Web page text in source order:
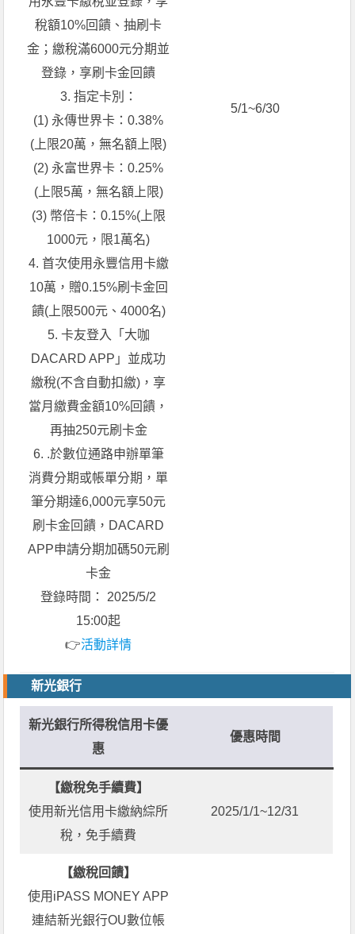
稅額10%回饋、抽刷卡
金；繳稅滿6000元分期並
登錄，享刷卡金回饋
3. 指定卡別：
(1) 永傳世界卡：0.38%
(上限20萬，無名額上限)
(2) 永富世界卡：0.25%
(上限5萬，無名額上限)
(3) 幣倍卡：0.15%(上限
1000元，限1萬名)
4. 首次使用永豐信用卡繳
10萬，贈0.15%刷卡金回
饋(上限500元、4000名)
5. 卡友登入「大咖
DACARD APP」並成功
繳稅(不含自動扣繳)，享
當月繳費金額10%回饋，
再抽250元刷卡金
6. .於數位通路申辦單筆
消費分期或帳單分期，單
筆分期達6,000元享50元
刷卡金回饋，DACARD
APP申請分期加碼50元刷
卡金
登錄時間： 2025/5/2
15:00起
👉活動詳情
5/1~6/30
新光銀行
新光銀行所得稅信用卡優
惠
優惠時間
【繳稅免手續費】
使用新光信用卡繳納綜所
稅，免手續費
2025/1/1~12/31
【繳稅回饋】
使用iPASS MONEY APP
連結新光銀行OU數位帳